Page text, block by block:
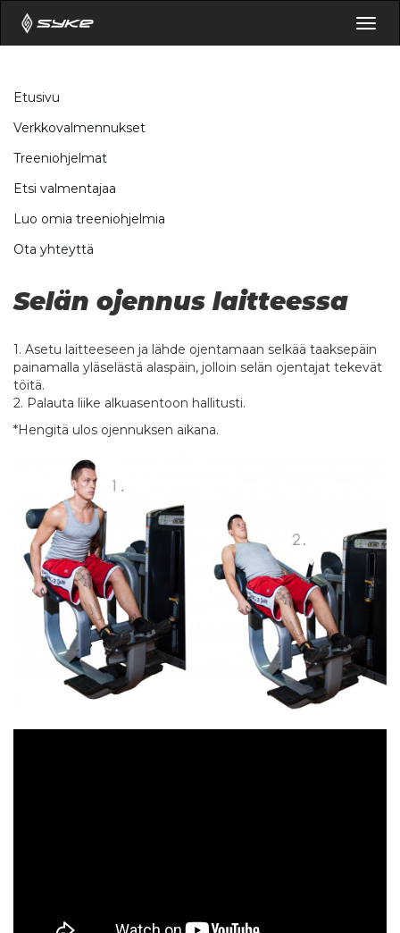
Etusivu
Verkkovalmennukset
Treeniohjelmat
Etsi valmentajaa
Luo omia treeniohjelmia
Ota yhteyttä
Selän ojennus laitteessa
1. Asetu laitteeseen ja lähde ojentamaan selkää taaksepäin
painamalla yläselästä alaspäin, jolloin selän ojentajat tekevät
töitä.
2. Palauta liike alkuasentoon hallitusti.
*Hengitä ulos ojennuksen aikana.